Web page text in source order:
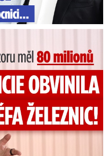
obvinila exšéfa železnic!